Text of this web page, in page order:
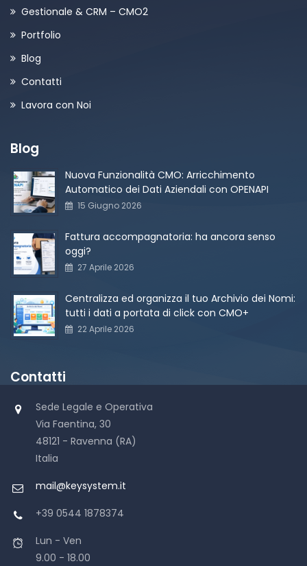
Gestionale & CRM – CMO2
Portfolio
Blog
Contatti
Lavora con Noi
Blog
Nuova Funzionalità CMO: Arricchimento
Automatico dei Dati Aziendali con OPENAPI
15 Giugno 2026
Fattura accompagnatoria: ha ancora senso
oggi?
27 Aprile 2026
Centralizza ed organizza il tuo Archivio dei Nomi:
tutti i dati a portata di click con CMO+
22 Aprile 2026
Contatti
Sede Legale e Operativa
Via Faentina, 30
48121 - Ravenna (RA)
Italia
mail@keysystem.it
+39 0544 1878374
Lun - Ven
9.00 - 18.00